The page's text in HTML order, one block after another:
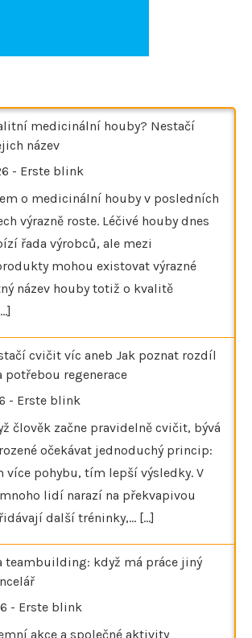
medicinální houby? Nestačí
název
- Erste blink
o medicinální houby v posledních
výrazně roste. Léčivé houby dnes
řada výrobců, ale mezi
mohou existovat výrazné
název houby totiž o kvalitě
cvičit víc aneb Jak poznat rozdíl
potřebou regenerace
- Erste blink
člověk začne pravidelně cvičit, bývá
očekávat jednoduchý princip:
více pohybu, tím lepší výsledky. V
lidí narazí na překvapivou
další tréninky,… [...]
teambuilding: když má práce jiný
- Erste blink
akce a společné aktivity